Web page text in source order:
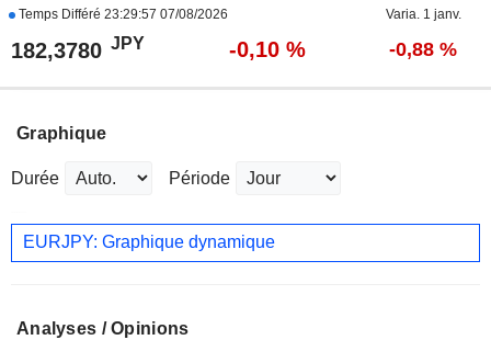
Temps Différé 23:29:57 07/08/2026 Varia. 1 janv.
182,3780 JPY -0,10 % -0,88 %
Graphique
Durée Période
EURJPY: Graphique dynamique
Analyses / Opinions